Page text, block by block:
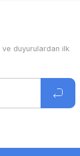
duyurulardan ilk